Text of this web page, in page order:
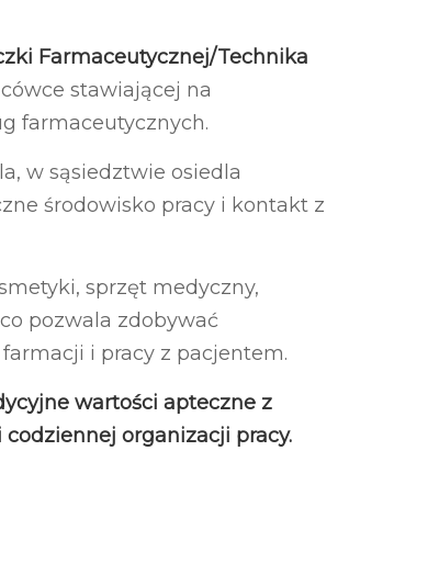
Farmaceutycznej/Technika
stawiającej na
farmaceutycznych.
w sąsiedztwie osiedla
środowisko pracy i kontakt z
sprzęt medyczny,
pozwala zdobywać
i pracy z pacjentem.
wartości apteczne z
organizacji pracy.